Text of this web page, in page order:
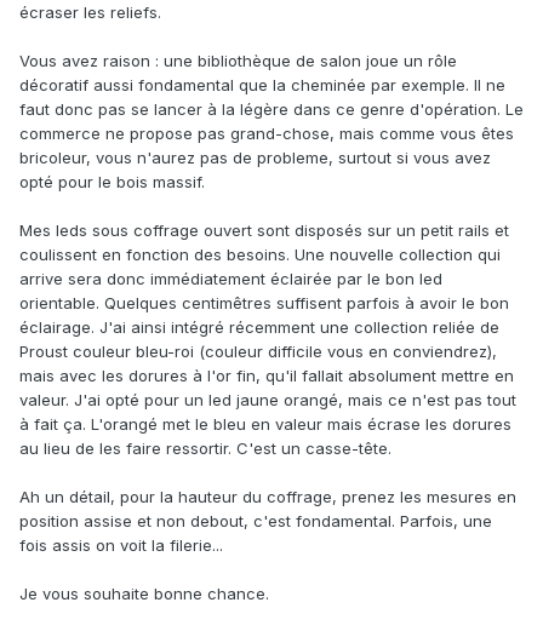
écraser les reliefs.
Vous avez raison : une bibliothèque de salon joue un rôle
décoratif aussi fondamental que la cheminée par exemple. Il ne
faut donc pas se lancer à la légère dans ce genre d'opération. Le
commerce ne propose pas grand-chose, mais comme vous êtes
bricoleur, vous n'aurez pas de probleme, surtout si vous avez
opté pour le bois massif.
Mes leds sous coffrage ouvert sont disposés sur un petit rails et
coulissent en fonction des besoins. Une nouvelle collection qui
arrive sera donc immédiatement éclairée par le bon led
orientable. Quelques centimêtres suffisent parfois à avoir le bon
éclairage. J'ai ainsi intégré récemment une collection reliée de
Proust couleur bleu-roi (couleur difficile vous en conviendrez),
mais avec les dorures à l'or fin, qu'il fallait absolument mettre en
valeur. J'ai opté pour un led jaune orangé, mais ce n'est pas tout
à fait ça. L'orangé met le bleu en valeur mais écrase les dorures
au lieu de les faire ressortir. C'est un casse-tête.
Ah un détail, pour la hauteur du coffrage, prenez les mesures en
position assise et non debout, c'est fondamental. Parfois, une
fois assis on voit la filerie...
Je vous souhaite bonne chance.